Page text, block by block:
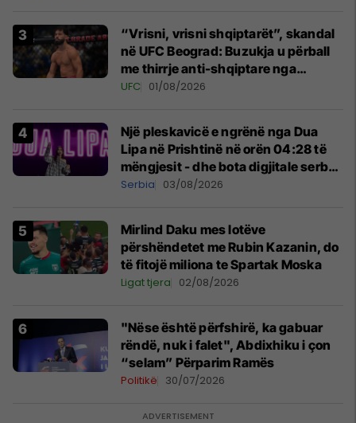
“Vrisni, vrisni shqiptarët”, skandal
në UFC Beograd: Buzukja u përball
me thirrje anti-shqiptare nga
tribunat
UFC 01/08/2026
Një pleskavicë e ngrënë nga Dua
Lipa në Prishtinë në orën 04:28 të
mëngjesit - dhe bota digjitale serbe
shpall gjendjen e luftës
Serbia 03/08/2026
Mirlind Daku mes lotëve
përshëndetet me Rubin Kazanin, do
të fitojë miliona te Spartak Moska
Ligat tjera 02/08/2026
"Nëse është përfshirë, ka gabuar
rëndë, nuk i falet", Abdixhiku i çon
“selam” Përparim Ramës
Politikë 30/07/2026